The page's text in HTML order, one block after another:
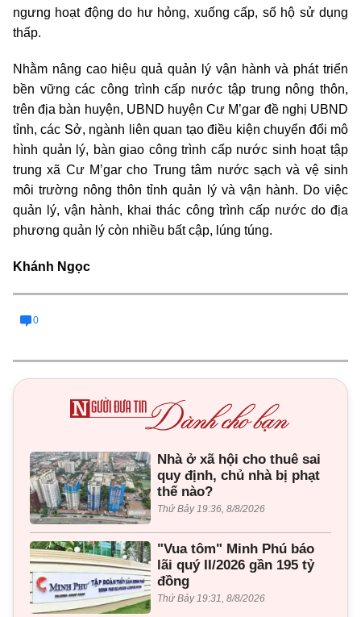
ngưng hoạt động do hư hỏng, xuống cấp, số hộ sử dụng
thấp.
Nhằm nâng cao hiệu quả quản lý vận hành và phát triển
bền vững các công trình cấp nước tập trung nông thôn,
trên địa bàn huyện, UBND huyện Cư M’gar đề nghị UBND
tỉnh, các Sở, ngành liên quan tạo điều kiện chuyển đổi mô
hình quản lý, bàn giao công trình cấp nước sinh hoạt tập
trung xã Cư M’gar cho Trung tâm nước sạch và vệ sinh
môi trường nông thôn tỉnh quản lý và vận hành. Do việc
quản lý, vận hành, khai thác công trình cấp nước do địa
phương quản lý còn nhiều bất cập, lúng túng.
Khánh Ngọc
0
Nhà ở xã hội cho thuê sai
quy định, chủ nhà bị phạt
thế nào?
Thứ Bảy 19:36, 8/8/2026
"Vua tôm" Minh Phú báo
lãi quý II/2026 gần 195 tỷ
đồng
Thứ Bảy 19:31, 8/8/2026